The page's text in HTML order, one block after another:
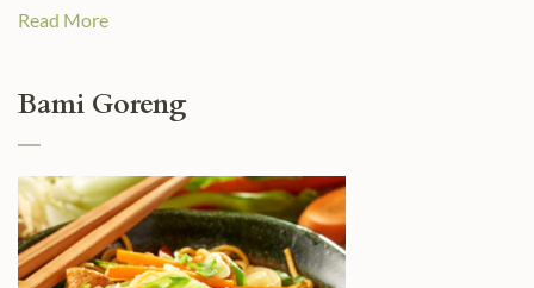
Read More
Bami Goreng